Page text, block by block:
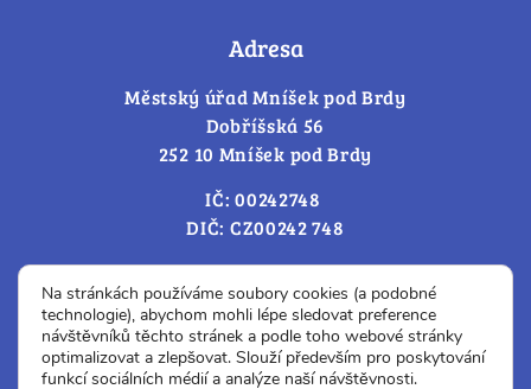
Adresa
Městský úřad Mníšek pod Brdy
Dobříšská 56
252 10 Mníšek pod Brdy
IČ: 00242748
DIČ: CZ00242 748
Cookies – změna souhlasu
Prohlášení o přístupnosti
Na stránkách používáme soubory cookies (a podobné
technologie), abychom mohli lépe sledovat preference
návštěvníků těchto stránek a podle toho webové stránky
optimalizovat a zlepšovat. Slouží především pro poskytování
funkcí sociálních médií a analýze naší návštěvnosti.